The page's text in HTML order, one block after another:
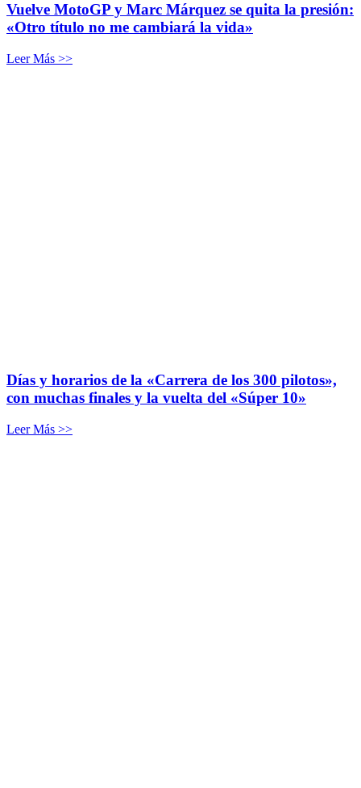
Vuelve MotoGP y Marc Márquez se quita la presión:
«Otro título no me cambiará la vida»
Leer Más >>
Días y horarios de la «Carrera de los 300 pilotos»,
con muchas finales y la vuelta del «Súper 10»
Leer Más >>